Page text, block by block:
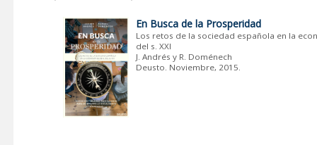
En Busca de la Prosperidad
Los retos de la sociedad española en la
del s. XXI
J. Andrés y R. Doménech
Deusto. Noviembre, 2015.